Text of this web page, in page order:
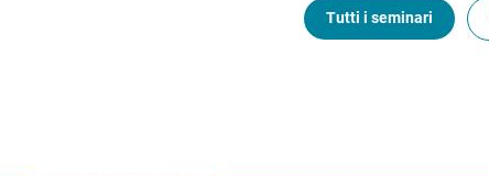
Tutti i seminari